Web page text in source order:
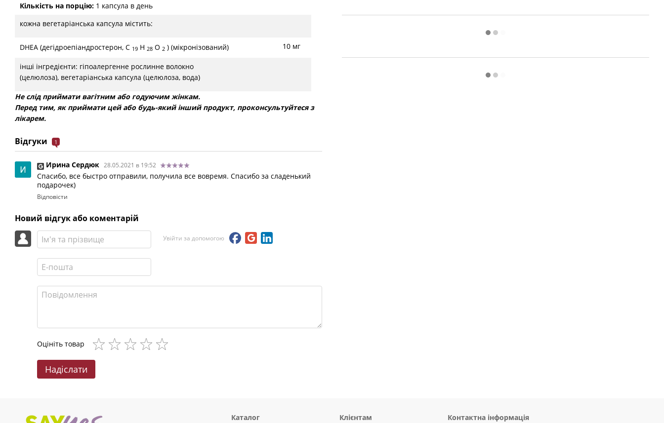
Кількість на порцію: 1 капсула в день
кожна вегетаріанська капсула містить:
DHEA (дегідроепіандростерон, C 19 H 28 O 2 ) (мікронізований) 10 мг
інші інгредієнти: гіпоалергенне рослинне волокно
(целюлоза), вегетаріанська капсула (целюлоза, вода)
Не слід приймати вагітним або годуючим жінкам.
Перед тим, як приймати цей або будь-який інший продукт, проконсультуйтеся з
лікарем.
Відгуки 1
Ирина Сердюк 28.05.2021 в 19:52
Спасибо, все быстро отправили, получила все вовремя. Спасибо за сладенький
подарочек)
Відповісти
Новий відгук або коментарій
Увійти за допомогою
Оцініть товар
Надіслати
Каталог Клієнтам Контактна інформація